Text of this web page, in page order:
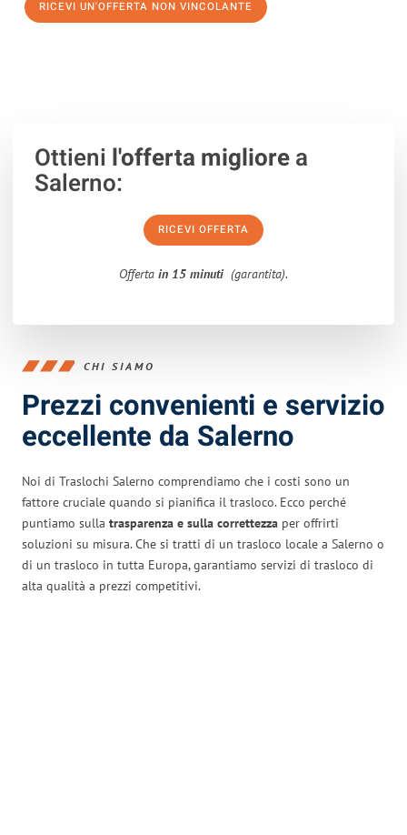
RICEVI UN'OFFERTA NON VINCOLANTE
Ottieni l'offerta migliorea
Salerno:
RICEVI OFFERTA
Offerta in 15 minuti (garantita).
CHI SIAMO
Prezzi convenienti e servizio
eccellente da Salerno
Noi di Traslochi Salerno comprendiamo che i costi sono un
fattore cruciale quando si pianifica il trasloco. Ecco perché
puntiamo sulla trasparenza e sulla correttezza per offrirti
soluzioni su misura. Che si tratti di un trasloco locale a Salerno o
di un trasloco in tutta Europa, garantiamo servizi di trasloco di
alta qualità a prezzi competitivi.